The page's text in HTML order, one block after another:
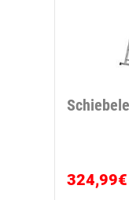
324,99€